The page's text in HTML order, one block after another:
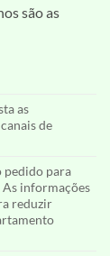
são as
as
de
pedido para
informações
reduzir